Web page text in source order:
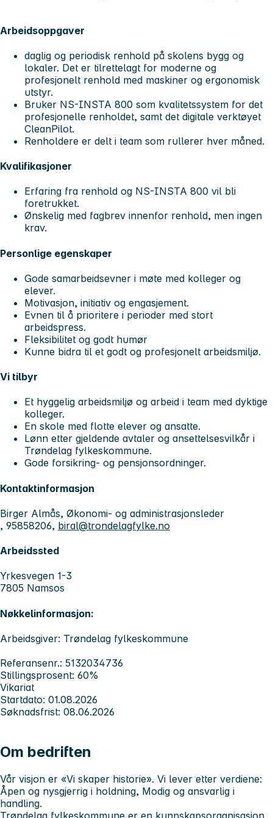
Arbeidsoppgaver
daglig og periodisk renhold på skolens bygg og
lokaler. Det er tilrettelagt for moderne og
profesjonelt renhold med maskiner og ergonomisk
utstyr.
Bruker NS-INSTA 800 som kvalitetssystem for det
profesjonelle renholdet, samt det digitale verktøyet
CleanPilot.
Renholdere er delt i team som rullerer hver måned.
Kvalifikasjoner
Erfaring fra renhold og NS-INSTA 800 vil bli
foretrukket.
Ønskelig med fagbrev innenfor renhold, men ingen
krav.
Personlige egenskaper
Gode samarbeidsevner i møte med kolleger og
elever.
Motivasjon, initiativ og engasjement.
Evnen til å prioritere i perioder med stort
arbeidspress.
Fleksibilitet og godt humør
Kunne bidra til et godt og profesjonelt arbeidsmiljø.
Vi tilbyr
Et hyggelig arbeidsmiljø og arbeid i team med dyktige
kolleger.
En skole med flotte elever og ansatte.
Lønn etter gjeldende avtaler og ansettelsesvilkår i
Trøndelag fylkeskommune.
Gode forsikring- og pensjonsordninger.
Kontaktinformasjon
Birger Almås, Økonomi- og administrasjonsleder
, 95858206, biral@trondelagfylke.no
Arbeidssted
Yrkesvegen 1-3
7805 Namsos
Nøkkelinformasjon:
Arbeidsgiver: Trøndelag fylkeskommune
Referansenr.: 5132034736
Stillingsprosent: 60%
Vikariat
Startdato: 01.08.2026
Søknadsfrist: 08.06.2026
Om bedriften
Vår visjon er «Vi skaper historie». Vi lever etter verdiene:
Åpen og nysgjerrig i holdning, Modig og ansvarlig i
handling.
Trøndelag fylkeskommune er en kunnskapsorganisasjon